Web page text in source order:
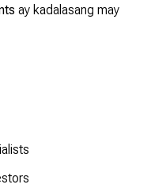
ay kadalasang may